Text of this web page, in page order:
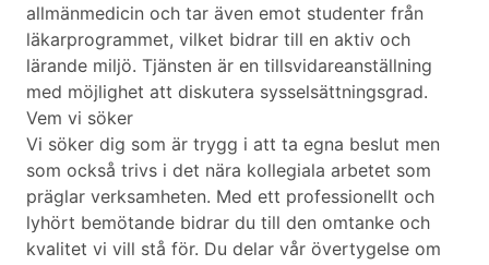
allmänmedicin och tar även emot studenter från
läkarprogrammet, vilket bidrar till en aktiv och
lärande miljö. Tjänsten är en tillsvidareanställning
med möjlighet att diskutera sysselsättningsgrad.
Vem vi söker
Vi söker dig som är trygg i att ta egna beslut men
som också trivs i det nära kollegiala arbetet som
präglar verksamheten. Med ett professionellt och
lyhört bemötande bidrar du till den omtanke och
kvalitet vi vill stå för. Du delar vår övertygelse om